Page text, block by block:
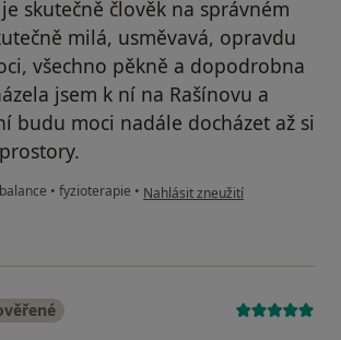
skutečně člověk na správném
milá, usměvavá, opravdu
všechno pěkně a dopodrobna
jsem k ní na Rašínovu a
budu moci nadále docházet až si
• fyzioterapie • podle názoru uživatele P.
Nahlásit zneužití